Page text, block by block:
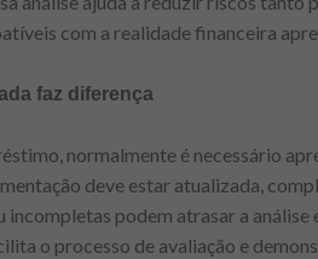
com a realidade financeira
faz diferença
normalmente é necessário
deve estar atualizada,
incompletas podem atrasar a
o processo de avaliação e